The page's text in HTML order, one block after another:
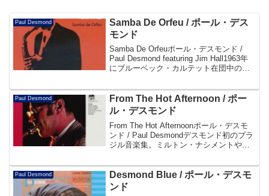
Paul Desmond
Samba De Orfeu / ポール・デス
モンド
Samba De Orfeuポール・デスモンド /
Paul Desmond featuring Jim Hall1963年
にブルーベック・カルテット在団中のポ
ホールとコンビを組んで録音した「Take
T...
Paul Desmond
From The Hot Afternoon / ポー
ル・デスモンド
From The Hot Afternoonポール・デスモ
ンド / Paul Desmondデスモンド初のブラ
ジル音楽集。ミルトン・ナシメントやエ
スキーのアレンジでゴージャスに披露。
別テイクを6曲追加収録...
Paul Desmond
Desmond Blue / ポール・デスモ
ンド